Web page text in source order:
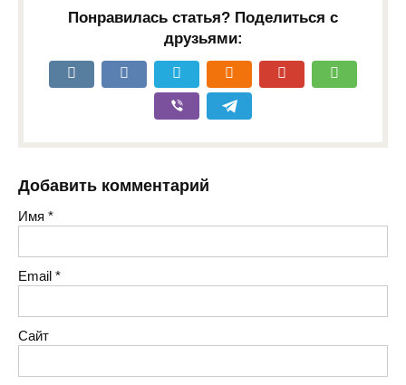
Понравилась статья? Поделиться с
друзьями:
Добавить комментарий
Имя *
Email *
Сайт